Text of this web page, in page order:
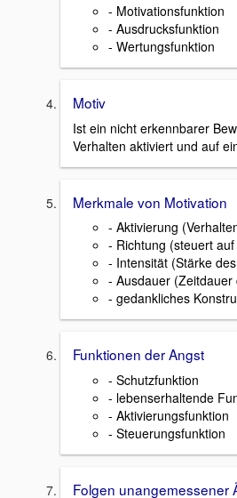
- Motivationsfunktion
- Ausdrucksfunktion
- Wertungsfunktion
Motiv
Ist ein nicht erkennbarer
Verhalten aktiviert und auf
Merkmale von Motivation
- Aktivierung
- Richtung (steuert
- Intensität (Stärke
- Ausdauer (Zeitdauer
- gedankliches
Funktionen der Angst
- Schutzfunktion
- lebenserhaltende
- Aktivierungsfunktion
- Steuerungsfunktion
Folgen unangemessener